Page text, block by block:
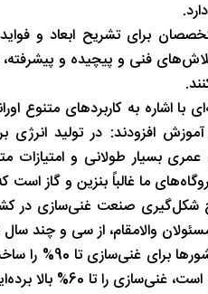
برای تشریح ابعاد و
فنی و پیچیده و پیشرفته،
با اشاره به کاربردهای
افزودند: در تولید انرژی
بسیار طولانی و امتیازات
ما غالباً بنزین و گاز است
شکل‌گیری صنعت غنی‌سازی در کشور
والامقام، از سی و چند
ایشان هدف
60% بالا برده‌ایم که بسیار خوب است.